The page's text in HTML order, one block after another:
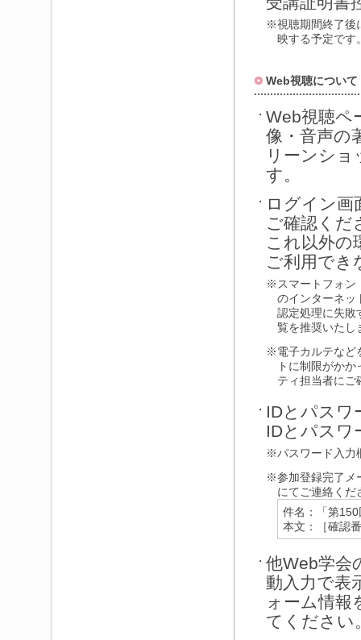
※視聴期間終了後
映する予定です
Web視聴について
・ Web視聴ペ
像・音声の
リーンシ
す。
・ ログイン画
ご確認くだ
これ以外の
ご利用でき
※ スマートフォ
のインターネッ
認定処理に失敗
覧を推奨いたし
※電子カルテなど
トに制限がか
ティ担当者にご
・ IDとパスワ
IDとパスワ
※パスワード入力
※参加登録完了
にてご連絡くだ
件名：「第
本文：［確認
・ 他Web学会
動入力で表
ォーム情報
てください